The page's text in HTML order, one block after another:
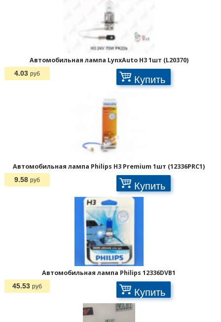
Автомобильная лампа LynxAuto H3 1шт (L20370)
4.03 руб Купить
Автомобильная лампа Philips H3 Premium 1шт (12336PRC1)
9.58 руб Купить
Автомобильная лампа Philips 12336DVB1
45.53 руб Купить